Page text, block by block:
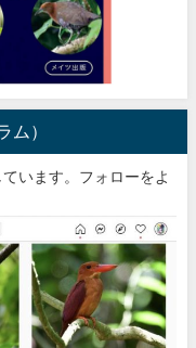
ム）
います。フォローをよ